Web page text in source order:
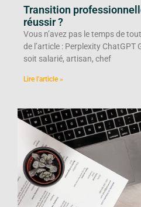
Transition
réussir ?
Vous n’avez pas le temps de
de l’article : Perplexity ChatGPT
soit salarié, artisan, chef
Lire l'article »